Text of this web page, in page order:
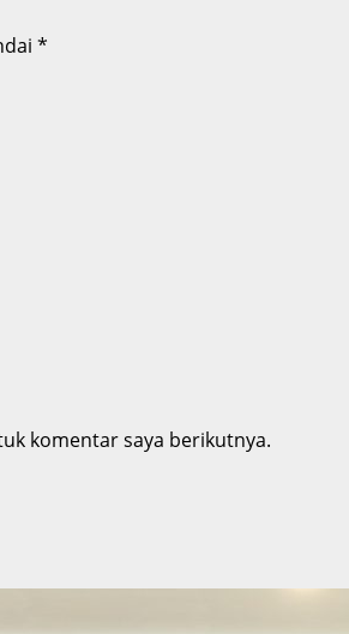
*
komentar saya berikutnya.